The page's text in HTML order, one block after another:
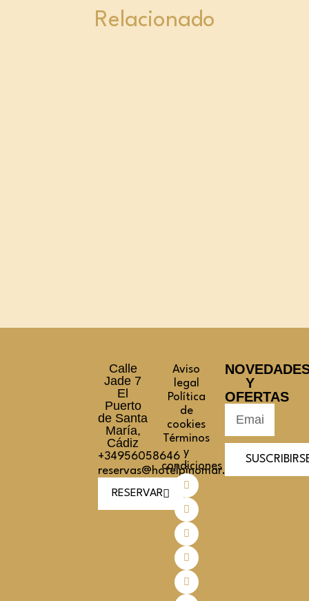
Relacionado
Calle
Jade 7
El
Puerto
de Santa
María,
Cádiz
+34956058646
reservas@hotelpinomar.com
RESERVAR
Aviso
legal
Política
de
cookies
Términos
y
condiciones
Y
OFERTAS